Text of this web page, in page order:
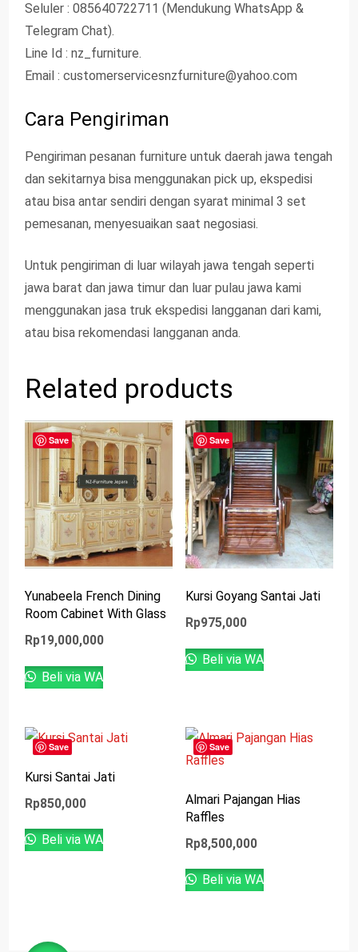
Seluler : 085640722711 (Mendukung WhatsApp &
Telegram Chat).
Line Id : nz_furniture.
Email : customerservicesnzfurniture@yahoo.com
Cara Pengiriman
Pengiriman pesanan furniture untuk daerah jawa tengah
dan sekitarnya bisa menggunakan pick up, ekspedisi
atau bisa antar sendiri dengan syarat minimal 3 set
pemesanan, menyesuaikan saat negosiasi.
Untuk pengiriman di luar wilayah jawa tengah seperti
jawa barat dan jawa timur dan luar pulau jawa kami
menggunakan jasa truk ekspedisi langganan dari kami,
atau bisa rekomendasi langganan anda.
Related products
Save
Yunabeela French Dining
Room Cabinet With Glass
Rp19,000,000
Beli via WA
Save
Kursi Goyang Santai Jati
Rp975,000
Beli via WA
Save
Kursi Santai Jati
Rp850,000
Beli via WA
Save
Almari Pajangan Hias
Raffles
Rp8,500,000
Beli via WA